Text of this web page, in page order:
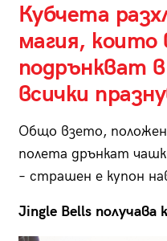
Кубчета
магия, които
подрънкват
всички
Общо взето,
полета дрънкат
– страшен е купон
Jingle Bells получава